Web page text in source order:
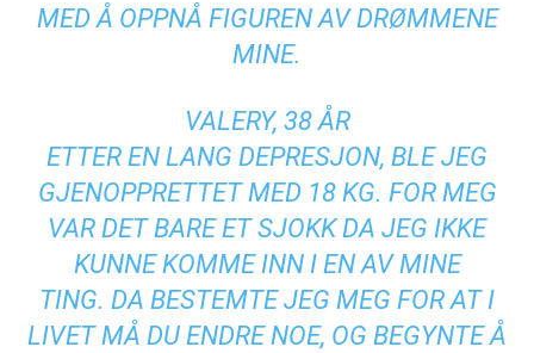
MED Å OPPNÅ FIGUREN AV DRØMMENE
MINE.
VALERY, 38 ÅR
ETTER EN LANG DEPRESJON, BLE JEG
GJENOPPRETTET MED 18 KG. FOR MEG
VAR DET BARE ET SJOKK DA JEG IKKE
KUNNE KOMME INN I EN AV MINE
TING. DA BESTEMTE JEG MEG FOR AT I
LIVET MÅ DU ENDRE NOE, OG BEGYNTE Å